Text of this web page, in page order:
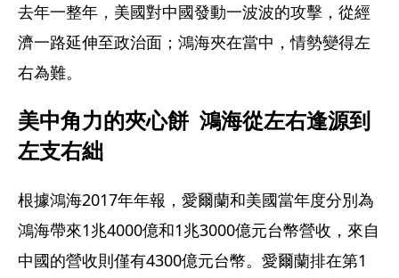
去年一整年，美國對中國發動一波波的攻擊，從經
濟一路延伸至政治面；鴻海夾在當中，情勢變得左
右為難。
美中角力的夾心餅  鴻海從左右逢源到
左支右絀
根據鴻海2017年年報，愛爾蘭和美國當年度分別為
鴻海帶來1兆4000億和1兆3000億元台幣營收，來自
中國的營收則僅有4300億元台幣。愛爾蘭排在第1